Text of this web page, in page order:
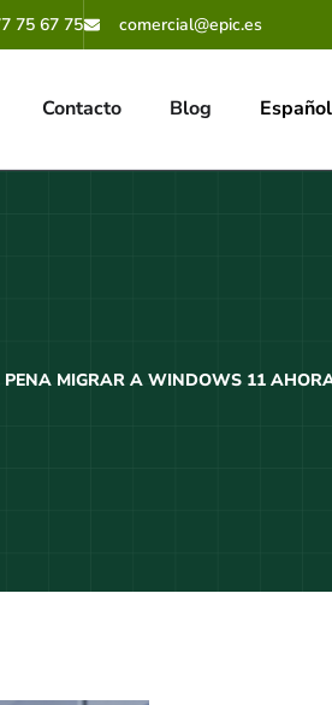
75 67 75 comercial@epic.es
Contacto Blog Español
PENA MIGRAR A WINDOWS 11